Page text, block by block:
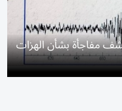
مفاجأة بشأن الهزات